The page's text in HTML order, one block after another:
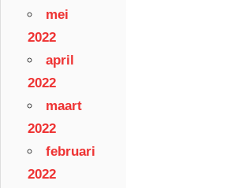
mei
2022
april
2022
maart
2022
februari
2022